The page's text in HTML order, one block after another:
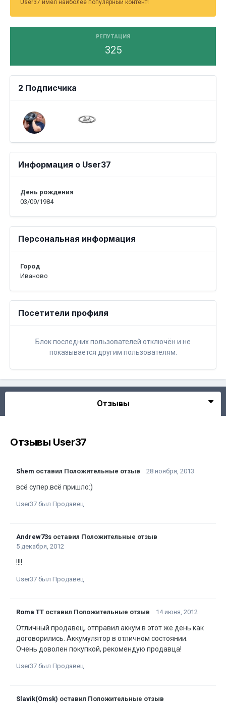
User37 имел наиболее популярный контент!
РЕПУТАЦИЯ
325
2 Подписчика
Информация о User37
День рождения
03/09/1984
Персональная информация
Город
Иваново
Посетители профиля
Блок последних пользователей отключён и не
показывается другим пользователям.
Отзывы
Отзывы User37
Shem оставил Положительные отзыв 28 ноября, 2013
всё супер.всё пришло:)
User37 был Продавец
Andrew73s оставил Положительные отзыв
5 декабря, 2012
!!!!
User37 был Продавец
Roma TT оставил Положительные отзыв 14 июня, 2012
Отличный продавец, отправил аккум в этот же день как
договорились. Аккумулятор в отличном состоянии.
Очень доволен покупкой, рекомендую продавца!
User37 был Продавец
Slavik(Omsk) оставил Положительные отзыв